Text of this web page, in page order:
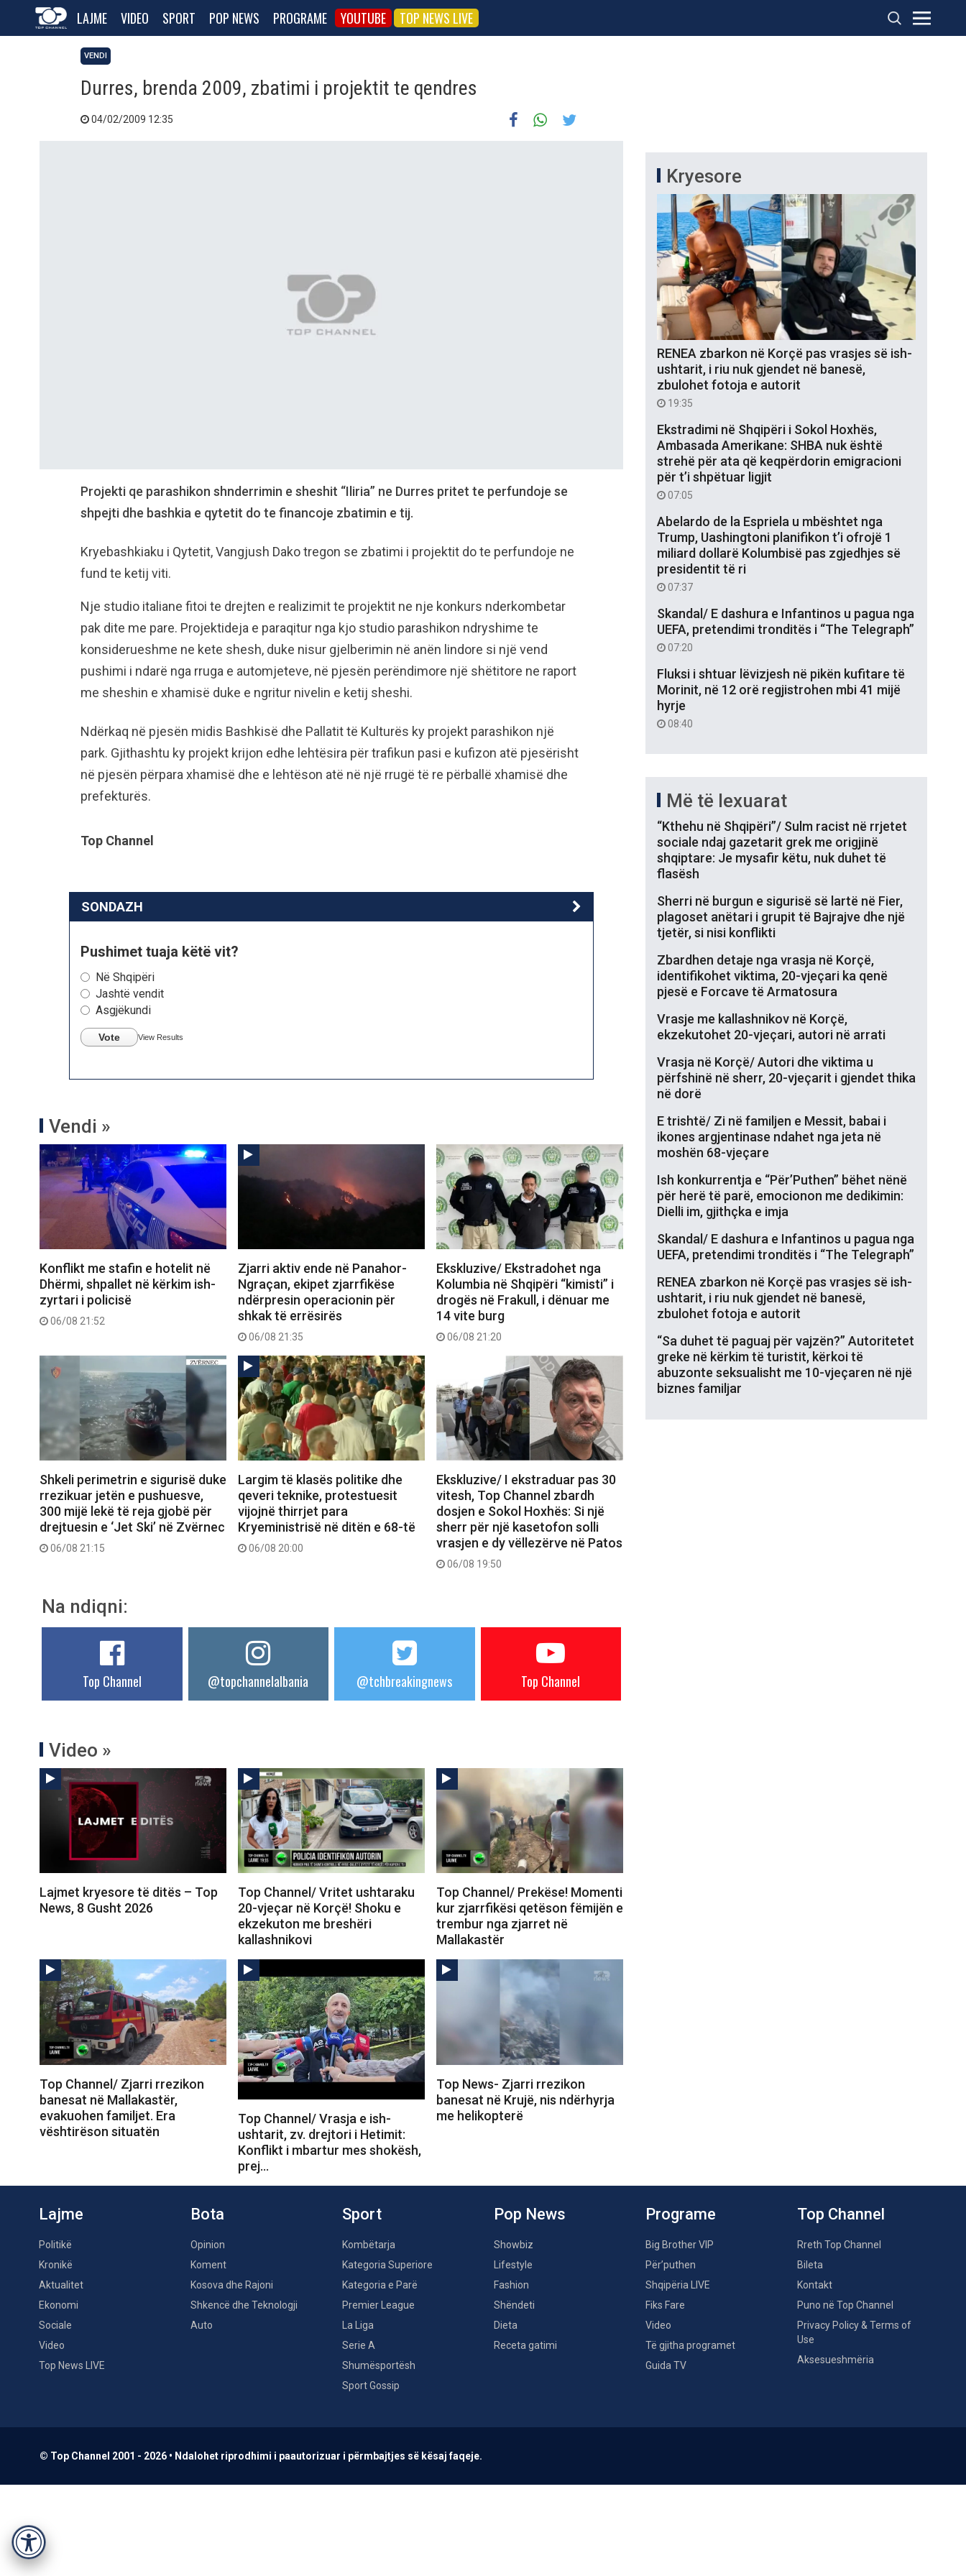
LAJME VIDEO SPORT POP NEWS PROGRAME YOUTUBE TOP NEWS LIVE
Accessibility
VENDI
Durres, brenda 2009, zbatimi i projektit te qendres
04/02/2009 12:35
Projekti qe parashikon shnderrimin e sheshit “Iliria” ne Durres pritet te perfundoje se
shpejti dhe bashkia e qytetit do te financoje zbatimin e tij.
Kryebashkiaku i Qytetit, Vangjush Dako tregon se zbatimi i projektit do te perfundoje ne
fund te ketij viti.
Nje studio italiane fitoi te drejten e realizimit te projektit ne nje konkurs nderkombetar
pak dite me pare. Projektideja e paraqitur nga kjo studio parashikon ndryshime te
konsiderueshme ne kete shesh, duke nisur gjelberimin në anën lindore si një vend
pushimi i ndarë nga rruga e automjeteve, në pjesën perëndimore një shëtitore ne raport
me sheshin e xhamisë duke e ngritur nivelin e ketij sheshi.
Ndërkaq në pjesën midis Bashkisë dhe Pallatit të Kulturës ky projekt parashikon një
park. Gjithashtu ky projekt krijon edhe lehtësira për trafikun pasi e kufizon atë pjesërisht
në pjesën përpara xhamisë dhe e lehtëson atë në një rrugë të re përballë xhamisë dhe
prefekturës.
Top Channel
SONDAZH
Pushimet tuaja këtë vit?
Në Shqipëri
Jashtë vendit
Asgjëkundi
Vote View Results
Vendi »
Konflikt me stafin e hotelit në
Dhërmi, shpallet në kërkim ish-
zyrtari i policisë
06/08 21:52
Zjarri aktiv ende në Panahor-
Ngraçan, ekipet zjarrfikëse
ndërpresin operacionin për
shkak të errësirës
06/08 21:35
Ekskluzive/ Ekstradohet nga
Kolumbia në Shqipëri “kimisti” i
drogës në Frakull, i dënuar me
14 vite burg
06/08 21:20
Shkeli perimetrin e sigurisë duke
rrezikuar jetën e pushuesve,
300 mijë lekë të reja gjobë për
drejtuesin e ‘Jet Ski’ në Zvërnec
06/08 21:15
Largim të klasës politike dhe
qeveri teknike, protestuesit
vijojnë thirrjet para
Kryeministrisë në ditën e 68-të
06/08 20:00
Ekskluzive/ I ekstraduar pas 30
vitesh, Top Channel zbardh
dosjen e Sokol Hoxhës: Si një
sherr për një kasetofon solli
vrasjen e dy vëllezërve në Patos
06/08 19:50
Na ndiqni:
Top Channel @topchannelalbania @tchbreakingnews Top Channel
Video »
Lajmet kryesore të ditës – Top
News, 8 Gusht 2026
Top Channel/ Vritet ushtaraku
20-vjeçar në Korçë! Shoku e
ekzekuton me breshëri
kallashnikovi
Top Channel/ Prekëse! Momenti
kur zjarrfikësi qetëson fëmijën e
trembur nga zjarret në
Mallakastër
Top Channel/ Zjarri rrezikon
banesat në Mallakastër,
evakuohen familjet. Era
vështirëson situatën
Top Channel/ Vrasja e ish-
ushtarit, zv. drejtori i Hetimit:
Konflikt i mbartur mes shokësh,
prej…
Top News- Zjarri rrezikon
banesat në Krujë, nis ndërhyrja
me helikopterë
Kryesore
RENEA zbarkon në Korçë pas vrasjes së ish-
ushtarit, i riu nuk gjendet në banesë,
zbulohet fotoja e autorit
19:35
Ekstradimi në Shqipëri i Sokol Hoxhës,
Ambasada Amerikane: SHBA nuk është
strehë për ata që keqpërdorin emigracioni
për t’i shpëtuar ligjit
07:05
Abelardo de la Espriela u mbështet nga
Trump, Uashingtoni planifikon t’i ofrojë 1
miliard dollarë Kolumbisë pas zgjedhjes së
presidentit të ri
07:37
Skandal/ E dashura e Infantinos u pagua nga
UEFA, pretendimi tronditës i “The Telegraph”
07:20
Fluksi i shtuar lëvizjesh në pikën kufitare të
Morinit, në 12 orë regjistrohen mbi 41 mijë
hyrje
08:40
Më të lexuarat
“Kthehu në Shqipëri”/ Sulm racist në rrjetet
sociale ndaj gazetarit grek me origjinë
shqiptare: Je mysafir këtu, nuk duhet të
flasësh
Sherri në burgun e sigurisë së lartë në Fier,
plagoset anëtari i grupit të Bajrajve dhe një
tjetër, si nisi konflikti
Zbardhen detaje nga vrasja në Korçë,
identifikohet viktima, 20-vjeçari ka qenë
pjesë e Forcave të Armatosura
Vrasje me kallashnikov në Korçë,
ekzekutohet 20-vjeçari, autori në arrati
Vrasja në Korçë/ Autori dhe viktima u
përfshinë në sherr, 20-vjeçarit i gjendet thika
në dorë
E trishtë/ Zi në familjen e Messit, babai i
ikones argjentinase ndahet nga jeta në
moshën 68-vjeçare
Ish konkurrentja e “Për’Puthen” bëhet nënë
për herë të parë, emocionon me dedikimin:
Dielli im, gjithçka e imja
Skandal/ E dashura e Infantinos u pagua nga
UEFA, pretendimi tronditës i “The Telegraph”
RENEA zbarkon në Korçë pas vrasjes së ish-
ushtarit, i riu nuk gjendet në banesë,
zbulohet fotoja e autorit
“Sa duhet të paguaj për vajzën?” Autoritetet
greke në kërkim të turistit, kërkoi të
abuzonte seksualisht me 10-vjeçaren në një
biznes familjar
Lajme
Politikë
Kronikë
Aktualitet
Ekonomi
Sociale
Video
Top News LIVE
Bota
Opinion
Koment
Kosova dhe Rajoni
Shkencë dhe Teknologji
Auto
Sport
Kombëtarja
Kategoria Superiore
Kategoria e Parë
Premier League
La Liga
Serie A
Shumësportësh
Sport Gossip
Pop News
Showbiz
Lifestyle
Fashion
Shëndeti
Dieta
Receta gatimi
Programe
Big Brother VIP
Për’puthen
Shqipëria LIVE
Fiks Fare
Video
Të gjitha programet
Guida TV
Top Channel
Rreth Top Channel
Bileta
Kontakt
Puno në Top Channel
Privacy Policy & Terms of
Use
Aksesueshmëria
© Top Channel 2001 - 2026 • Ndalohet riprodhimi i paautorizuar i përmbajtjes së kësaj faqeje.